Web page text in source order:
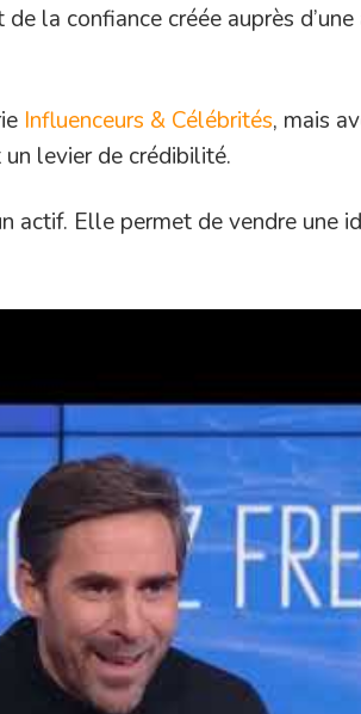
la confiance créée auprès
Influenceurs & Célébrités, mais
un levier de crédibilité.
Elle permet de vendre une